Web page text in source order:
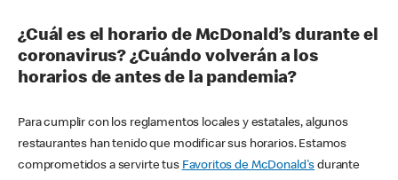
¿Cuál es el horario de McDonald’s durante el
coronavirus? ¿Cuándo volverán a los
horarios de antes de la pandemia?
Para cumplir con los reglamentos locales y estatales, algunos
restaurantes han tenido que modificar sus horarios. Estamos
comprometidos a servirte tus Favoritos de McDonald's durante